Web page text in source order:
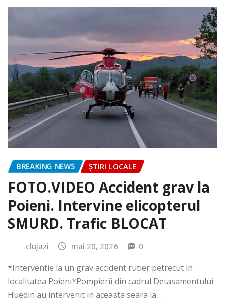
BREAKING NEWS ȘTIRI LOCALE
FOTO.VIDEO Accident grav la
Poieni. Intervine elicopterul
SMURD. Trafic BLOCAT
clujazi mai 20, 2026 0
*Interventie la un grav accident rutier petrecut in
localitatea Poieni*Pompierii din cadrul Detasamentului
Huedin au intervenit in aceasta seara la…